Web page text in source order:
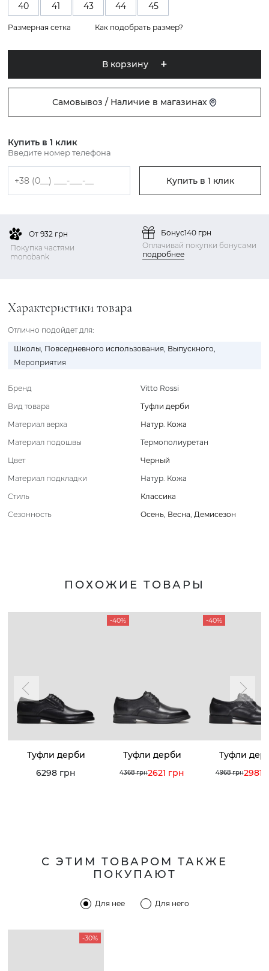
40 41 43 44 45
Размерная сетка Как подобрать размер?
В корзину
Самовывоз / Наличие в магазинах
Купить в 1 клик
Введите номер телефона
Купить в 1 клик
От 932 грн
Покупка частями
monobank
Бонус140 грн
Оплачивай покупки бонусами
подробнее
Характеристики товара
Отлично подойдет для:
Школы, Повседневного использования, Выпускного,
Мероприятия
Бренд
Vitto Rossi
Вид товара
Туфли дерби
Материал верха
Натур. Кожа
Материал подошвы
Термополиуретан
Цвет
Черный
Материал подкладки
Натур. Кожа
Стиль
Классика
Сезонность
Осень, Весна, Демисезон
ПОХОЖИЕ ТОВАРЫ
Туфли дерби
6298 грн
-40%
Туфли дерби
4368 грн2621 грн
-40%
Туфли
4968 грн2981
С ЭТИМ ТОВАРОМ ТАКЖЕ
ПОКУПАЮТ
Для нее Для него
-30%